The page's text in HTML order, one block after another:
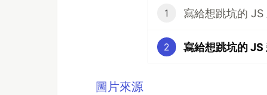
1 寫給想跳坑的
2 寫給想跳坑的
圖片來源